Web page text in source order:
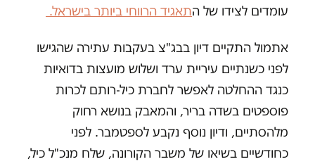
עומדים לצידו של התאגיד הרווחי ביותר בישראל.
אתמול התקיים דיון בבג"צ בעקבות עתירה שהגישו
לפני כשנתיים עיריית ערד ושלוש מועצות בדואיות
כנגד ההחלטה לאפשר לחברת כיל-רותם לכרות
פוספטים בשדה בריר, והמאבק בנושא רחוק
מלהסתיים, ודיון נוסף נקבע לספטמבר. לפני
כחודשיים בשיאו של משבר הקורונה, שלח מנכ"ל כיל,